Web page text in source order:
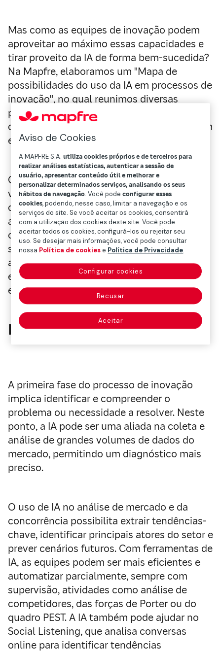
Mas como as equipes de inovação podem
aproveitar ao máximo essas capacidades e
tirar proveito da IA de forma bem-sucedida?
Na Mapfre, elaboramos um "Mapa de
possibilidades do uso da IA em processos de
inovação", no qual reunimos diversas
possibilidades com base em artigos,
documentos acadêmicos, apresentações em
eventos e nossa própria pesquisa.
O processo de inovação é composto por
várias fases nas quais a IA pode
desempenhar um papel importante como
assistente. Desde a identificação de
oportunidades até a implementação de
soluções, seu uso permite aumentar a
agilidade e enriquecer o conteúdo. A seguir,
exploramos como a IA pode ser integrada
em cada etapa do processo.
Fase de Desafio
A primeira fase do processo de inovação
implica identificar e compreender o
problema ou necessidade a resolver. Neste
ponto, a IA pode ser uma aliada na coleta e
análise de grandes volumes de dados do
mercado, permitindo um diagnóstico mais
preciso.
O uso de IA no análise de mercado e da
concorrência possibilita extrair tendências-
chave, identificar principais atores do setor e
prever cenários futuros. Com ferramentas de
IA, as equipes podem ser mais eficientes e
automatizar parcialmente, sempre com
supervisão, atividades como análise de
competidores, das forças de Porter ou do
quadro PEST. A IA também pode ajudar no
Social Listening, que analisa conversas
online para identificar tendências
Aviso de Cookies
A MAPFRE S.A.utiliza cookies próprios e de terceiros para
realizar análises estatísticas, autenticar a sessão de
usuário, apresentar conteúdo útil e melhorar e
personalizar determinados serviços, analisando os seus
hábitos de navegação. Você podeconfigurar esses
cookies, podendo, nesse caso, limitar a navegação e os
serviços do site. Se você aceitar os cookies, consentirá
com a utilização dos cookies deste site. Você pode
aceitar todos os cookies, configurá-los ou rejeitar seu
uso. Se desejar mais informações, você pode consultar
nossa Política de cookiese Política de Privacidade.
Configurar cookies
Recusar
Aceitar